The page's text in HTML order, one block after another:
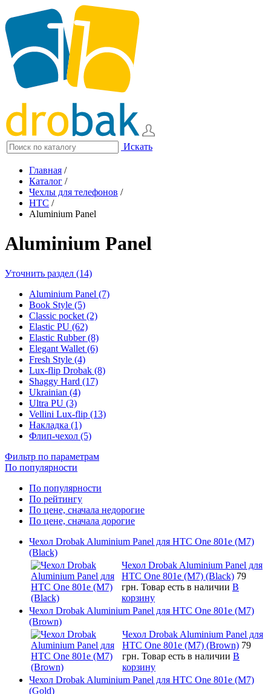
Искать
Главная /
Каталог /
Чехлы для телефонов /
HTC /
Aluminium Panel
Aluminium Panel
Уточнить раздел (14)
Aluminium Panel (7)
Book Style (5)
Classic pocket (2)
Elastic PU (62)
Elastic Rubber (8)
Elegant Wallet (6)
Fresh Style (4)
Lux-flip Drobak (8)
Shaggy Hard (17)
Ukrainian (4)
Ultra PU (3)
Vellini Lux-flip (13)
Накладка (1)
Флип-чехол (5)
Фильтр по параметрам
По популярности
По популярности
По рейтингу
По цене, сначала недорогие
По цене, сначала дорогие
Чехол Drobak Aluminium Panel для HTC One 801e (M7)
(Black)
Чехол Drobak Aluminium Panel для
HTC One 801e (M7) (Black) 79
грн. Товар есть в наличии В
корзину
Чехол Drobak Aluminium Panel для HTC One 801e (M7)
(Brown)
Чехол Drobak Aluminium Panel для
HTC One 801e (M7) (Brown) 79
грн. Товар есть в наличии В
корзину
Чехол Drobak Aluminium Panel для HTC One 801e (M7)
(Gold)